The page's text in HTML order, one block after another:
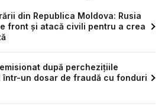
din Republica Moldova: Rusia
front și atacă civili pentru a crea
după perchezițiile
un dosar de fraudă cu fonduri